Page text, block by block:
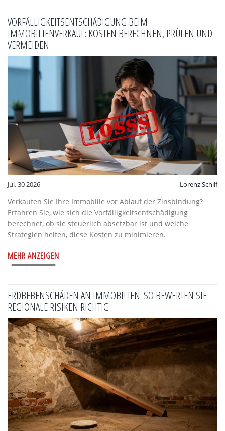
VORFÄLLIGKEITSENTSCHÄDIGUNG BEIM
IMMOBILIENVERKAUF: KOSTEN BERECHNEN, PRÜFEN UND
VERMEIDEN
Jul, 30 2026 Lorenz Schilf
Verkaufen Sie Ihre Immobilie vor Ablauf der Zinsbindung?
Erfahren Sie, wie sich die Vorfälligkeitsentschädigung
berechnet, ob sie steuerlich absetzbar ist und welche
Strategien helfen, diese Kosten zu minimieren.
MEHR ANZEIGEN
ERDBEBENSCHÄDEN AN IMMOBILIEN: SO BEWERTEN SIE
REGIONALE RISIKEN RICHTIG